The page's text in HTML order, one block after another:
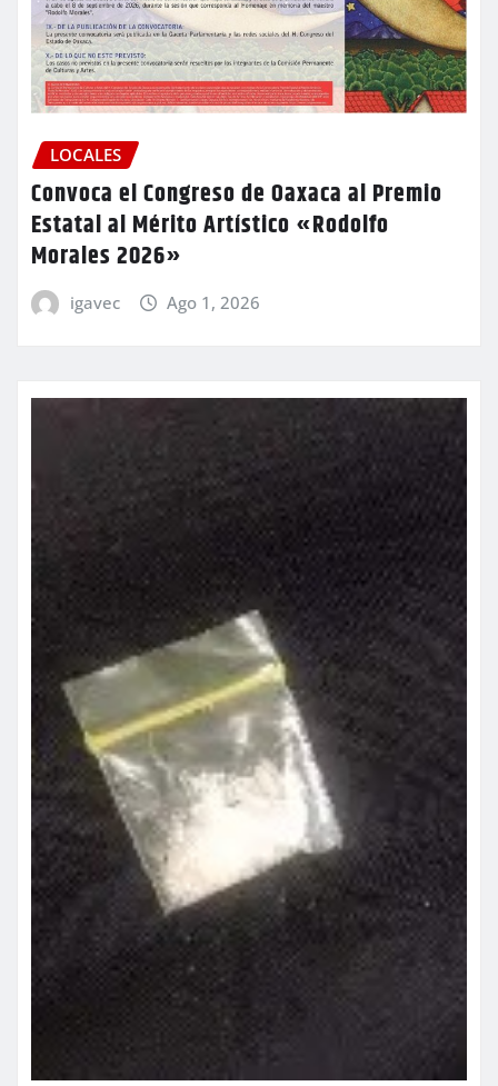
LOCALES
Convoca el Congreso de Oaxaca al Premio
Estatal al Mérito Artístico «Rodolfo
Morales 2026»
igavec Ago 1, 2026